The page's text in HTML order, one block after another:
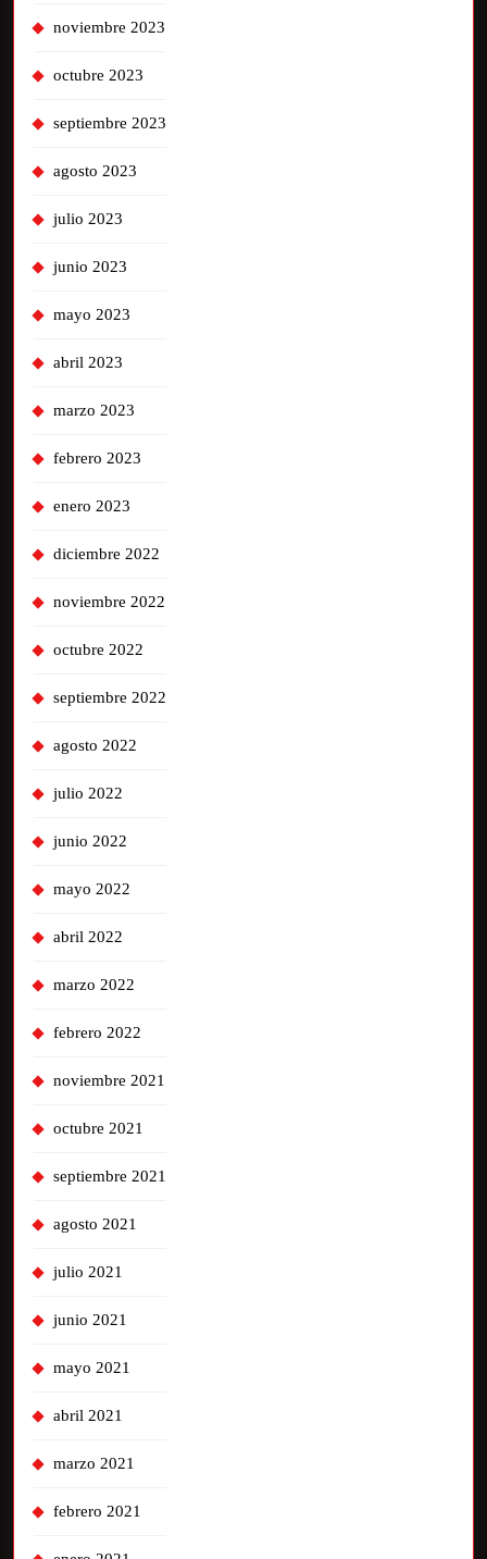
noviembre 2023
octubre 2023
septiembre 2023
agosto 2023
julio 2023
junio 2023
mayo 2023
abril 2023
marzo 2023
febrero 2023
enero 2023
diciembre 2022
noviembre 2022
octubre 2022
septiembre 2022
agosto 2022
julio 2022
junio 2022
mayo 2022
abril 2022
marzo 2022
febrero 2022
noviembre 2021
octubre 2021
septiembre 2021
agosto 2021
julio 2021
junio 2021
mayo 2021
abril 2021
marzo 2021
febrero 2021